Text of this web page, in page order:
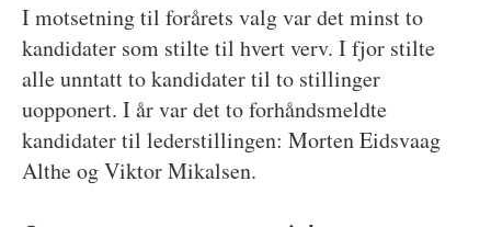
I motsetning til forårets valg var det minst to
kandidater som stilte til hvert verv. I fjor stilte
alle unntatt to kandidater til to stillinger
uopponert. I år var det to forhåndsmeldte
kandidater til lederstillingen: Morten Eidsvaag
Althe og Viktor Mikalsen.